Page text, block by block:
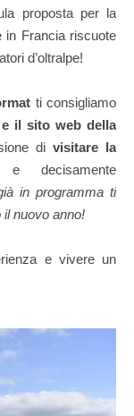
proposta per la
in Francia riscuote
d’oltralpe!
ti consigliamo
il sito web della
divisitare la
decisamente
in programma ti
nuovo anno!
e vivere un